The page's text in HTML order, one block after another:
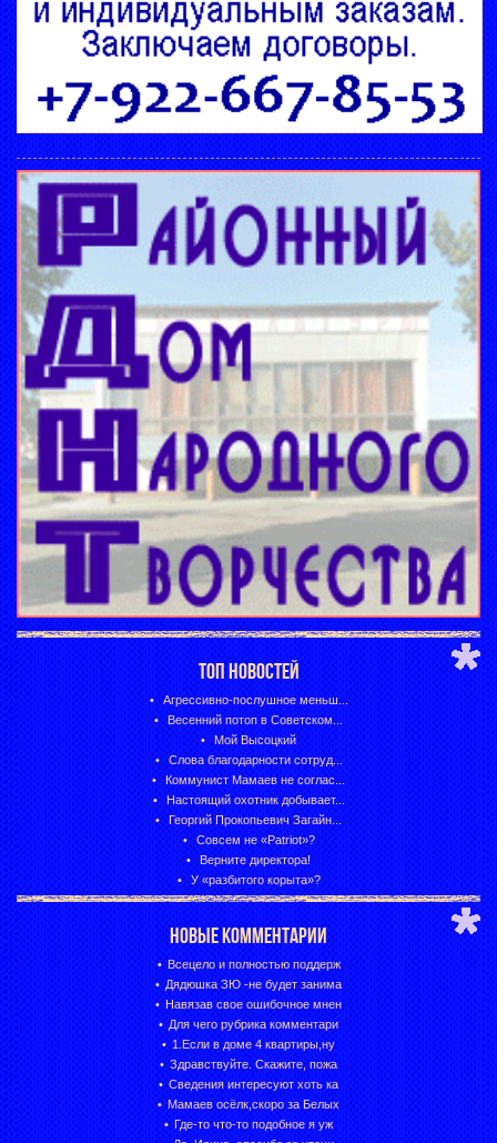
ТОП НОВОСТЕЙ
Агрессивно-послушное меньш...
Весенний потоп в Советском...
Мой Высоцкий
Слова благодарности сотруд...
Коммунист Мамаев не соглас...
Настоящий охотник добывает...
Георгий Прокопьевич Загайн...
Совсем не «Patriot»?
Верните директора!
У «разбитого корыта»?
НОВЫЕ КОММЕНТАРИИ
Всецело и полностью поддерж
Дядюшка ЗЮ -не будет занима
Навязав свое ошибочное мнен
Для чего рубрика комментари
1.Если в доме 4 квартиры,ну
Здравствуйте. Скажите, пожа
Сведения интересуют хоть ка
Мамаев осёлк,скоро за Белых
Где-то что-то подобное я уж